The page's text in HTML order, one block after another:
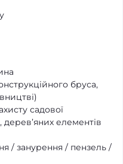
бруса,
садової
дерев’яних елементів
/ занурення / пензель /